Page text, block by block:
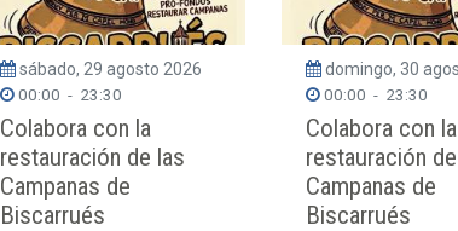
sábado, 29 agosto 2026
00:00 - 23:30
Colabora con la
restauración de las
Campanas de
Biscarrués
domingo, 30
00:00 - 23:30
Colabora con la
restauración
Campanas de
Biscarrués